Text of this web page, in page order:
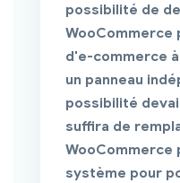
possibilité de
WooCommerce
d'e-commerce
un panneau
possibilité
suffira de
WooCommerce
système pour